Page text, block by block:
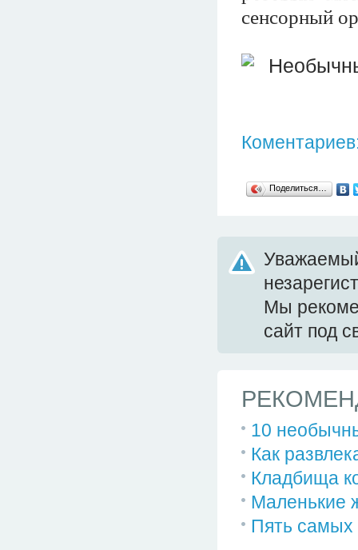
сенсорный
Поделиться…
Мы
сайт под
10
Как
Кладбища
Маленькие
Пять самых